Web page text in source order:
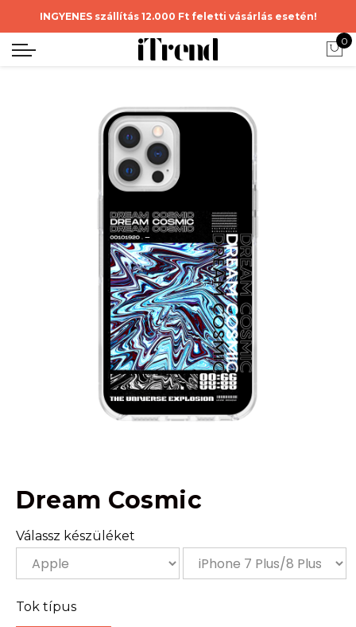
INGYENES szállítás 12.000 Ft feletti vásárlás esetén!
0
Dream Cosmic
Válassz készüléket
Tok típus